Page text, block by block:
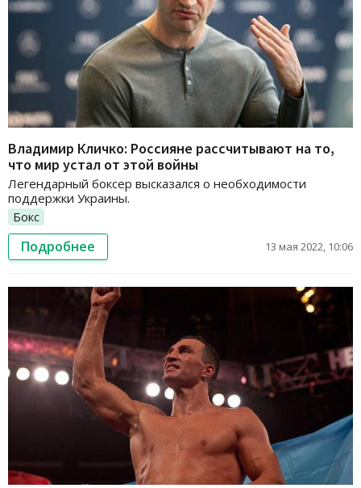
Владимир Кличко: Россияне рассчитывают на то,
что мир устал от этой войны
Легендарный боксер высказался о необходимости
поддержки Украины.
Бокс
Подробнее 13 мая 2022, 10:06